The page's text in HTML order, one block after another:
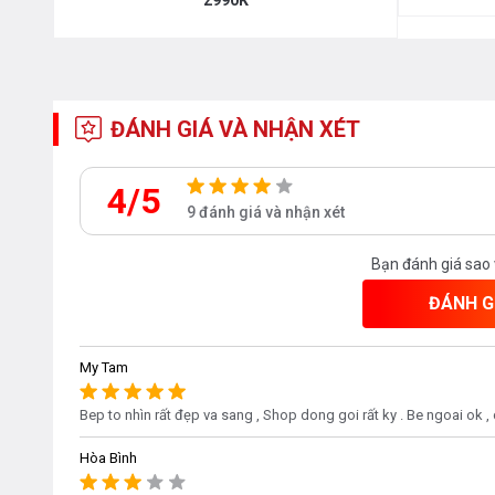
ĐÁNH GIÁ VÀ NHẬN XÉT
4/5 9 đánh giá và nhận xét
Bạn đánh giá sao
ĐÁNH
My Tam
Bep to nhìn rất đẹp va sang , Shop dong goi rất ky . Be ngoai ok
Hòa Bình